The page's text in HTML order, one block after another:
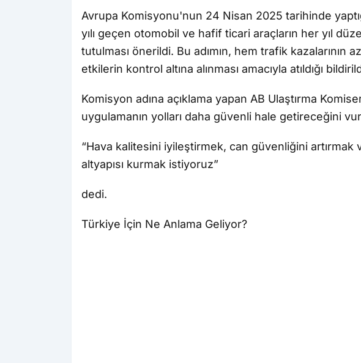
Avrupa Komisyonu'nun 24 Nisan 2025 tarihinde
yılı geçen otomobil ve hafif ticari araçların her yıl
tutulması önerildi. Bu adımın, hem trafik kazalarının
etkilerin kontrol altına alınması amacıyla atıldığı
Komisyon adına açıklama yapan AB Ulaştırma
uygulamanın yolları daha güvenli hale getireceğini
“Hava kalitesini iyileştirmek, can güvenliğini artırmak
altyapısı kurmak istiyoruz”
dedi.
Türkiye İçin Ne Anlama Geliyor?